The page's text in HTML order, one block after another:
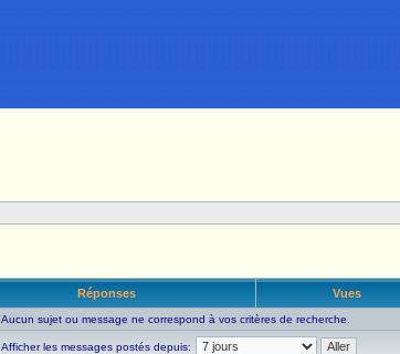
Réponses Vues
Aucun sujet ou message ne correspond à vos critères de recherche.
Afficher les messages postés depuis: